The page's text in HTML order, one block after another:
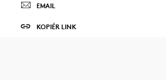
EMAIL
KOPIÉR LINK